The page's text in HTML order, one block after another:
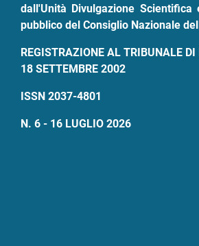
dall'Unità Divulgazione Scientifica
pubblico del Consiglio Nazionale
REGISTRAZIONE AL TRIBUNALE
18 SETTEMBRE 2002
ISSN 2037-4801
N. 6 - 16 LUGLIO 2026